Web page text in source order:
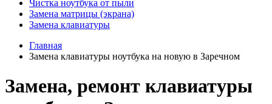
Чистка ноутбука от пыли
Замена матрицы (экрана)
Замена клавиатуры
Главная
Замена клавиатуры ноутбука на новую в Заречном
Замена, ремонт клавиатуры